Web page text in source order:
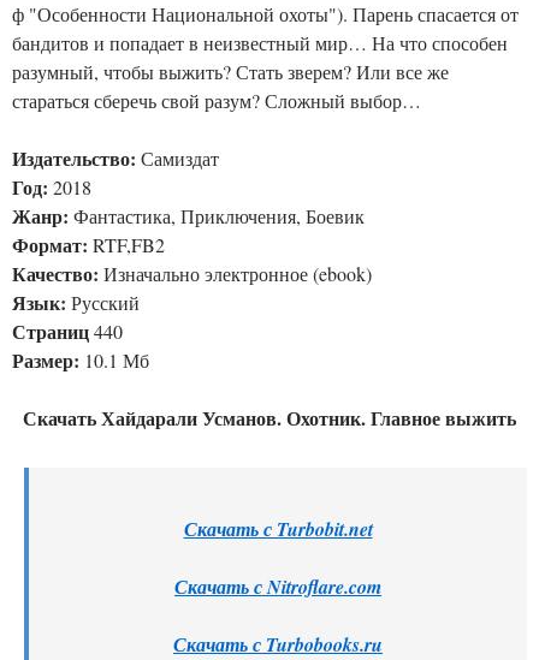
ф "Особенности Национальной охоты"). Парень спасается от
бандитов и попадает в неизвестный мир… На что способен
разумный, чтобы выжить? Стать зверем? Или все же
стараться сберечь свой разум? Сложный выбор…
Издательство: Самиздат
Год: 2018
Жанр: Фантастика, Приключения, Боевик
Формат: RTF,FB2
Качество: Изначально электронное (ebook)
Язык: Русский
Страниц440
Размер: 10.1 Мб
Скачать Хайдарали Усманов. Охотник. Главное выжить
Скачать с Turbobit.net
Скачать с Nitroflare.com
Скачать с Turbobooks.ru